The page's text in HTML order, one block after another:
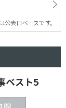
表日ベースです。
ベスト5